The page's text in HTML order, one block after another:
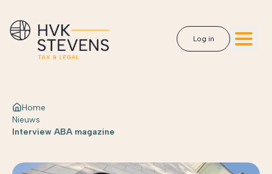
Log in
Home
Nieuws
Interview ABA magazine